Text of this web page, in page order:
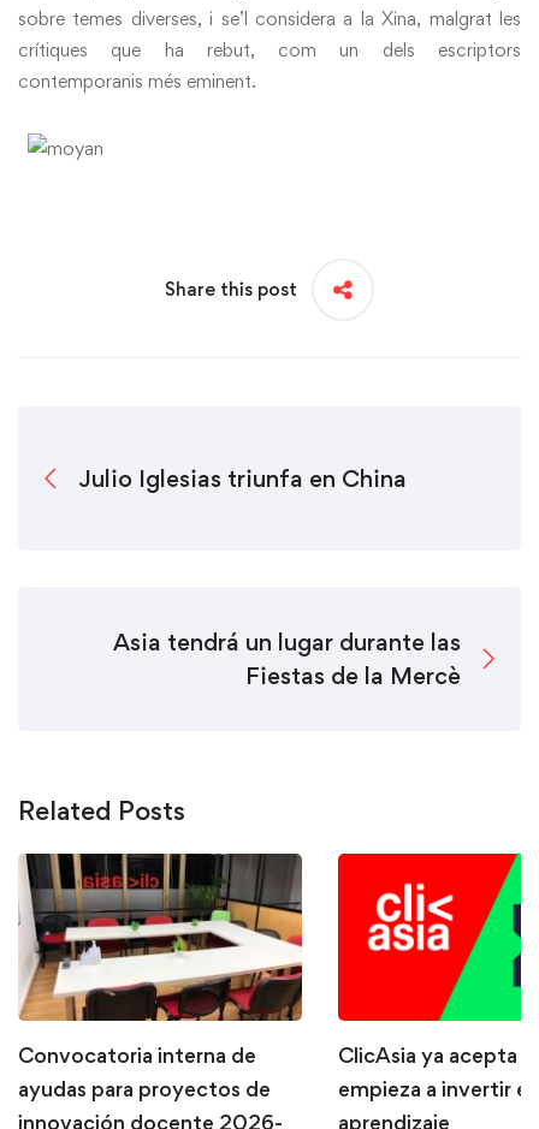
sobre temes diverses, i se’l considera a la Xina, malgrat les
crítiques que ha rebut, com un dels escriptors
contemporanis més eminent.
Share this post
Julio Iglesias triunfa en China
Asia tendrá un lugar durante las
Fiestas de la Mercè
Related Posts
Convocatoria interna de
ayudas para proyectos de
innovación docente 2026-
ClicAsia ya acepta
empieza a invertir
aprendizaje